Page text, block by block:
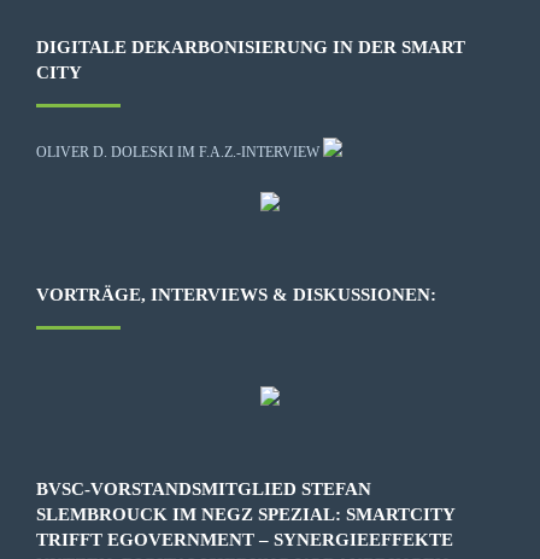
DIGITALE DEKARBONISIERUNG IN DER SMART
CITY
OLIVER D. DOLESKI IM F.A.Z.-INTERVIEW
VORTRÄGE, INTERVIEWS & DISKUSSIONEN:
BVSC-VORSTANDSMITGLIED STEFAN
SLEMBROUCK IM NEGZ SPEZIAL: SMARTCITY
TRIFFT EGOVERNMENT – SYNERGIEEFFEKTE